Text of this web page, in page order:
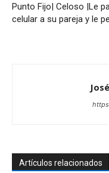
Punto Fijo| Celoso |Le
celular a su pareja y le
Artículos relacionados